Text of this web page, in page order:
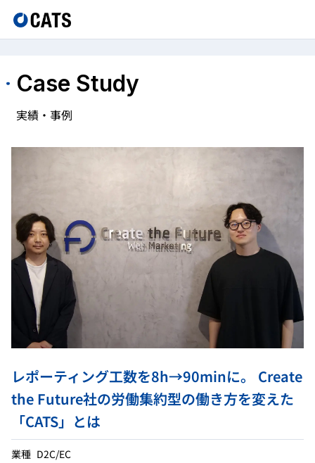
Case Study
実績・事例
レポーティング工数を8h→90minに。 Create
the Future社の労働集約型の働き方を変えた
「CATS」とは
業種 D2C/EC